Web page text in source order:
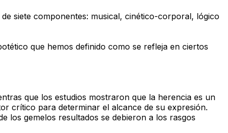
siete componentes: musical, cinético-corporal, lógico
que hemos definido como se refleja en ciertos
que los estudios mostraron que la herencia es un
crítico para determinar el alcance de su expresión.
los gemelos resultados se debieron a los rasgos